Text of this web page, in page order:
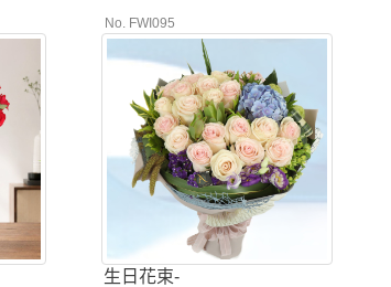
No. FWI095
生日花束-